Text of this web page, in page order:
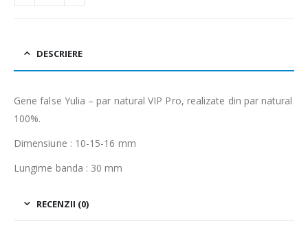
DESCRIERE
Gene false Yulia – par natural VIP Pro, realizate din par natural
100%.
Dimensiune : 10-15-16 mm
Lungime banda : 30 mm
RECENZII (0)